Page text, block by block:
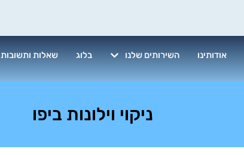
אודותינו השירותים שלנו בלוג שאלות ותשובות
ניקוי וילונות ביפו